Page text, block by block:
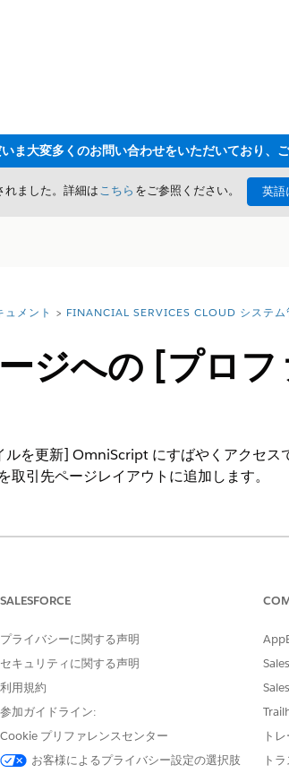
れました。詳細はこちら をご参照ください。 英語
ュメント FINANCIAL SERVICES CLOUD システム
ジへの [プロ
ルを更新] OmniScript にすばやくアクセ
取引先ページレイアウトに追加します。
ス: Lightning Experience
を追加する
マネージャー]
に「取引先」と入力し、[
を選択します。
をクリックし、[Account Record Page
] を選
。
、
SALESFORCE
プライバシーに関する声明
セキュリティに関する声明
利用規約
参加ガイドライン:
Cookie プリファレンスセンター
お客様によるプライバシー設定の選択肢
ト
ト